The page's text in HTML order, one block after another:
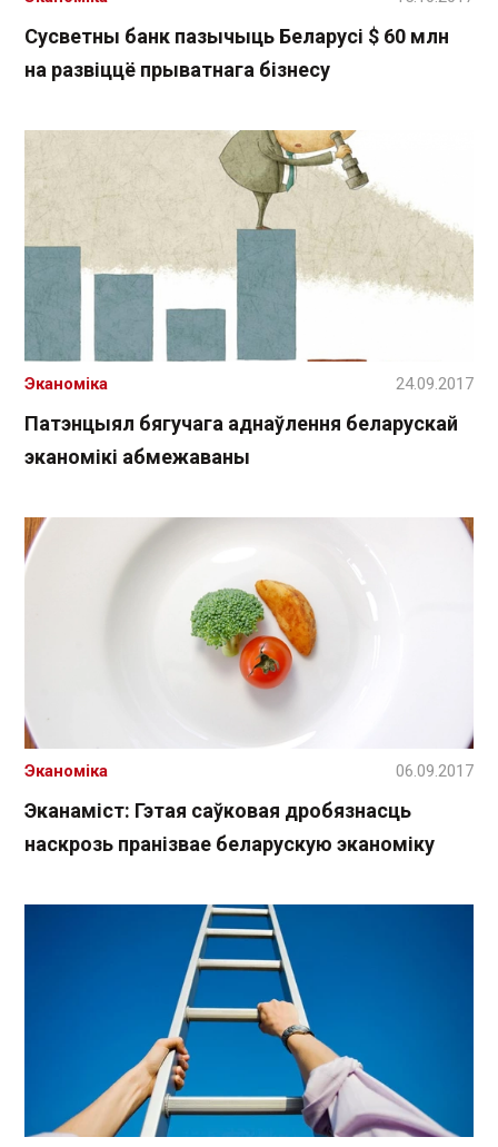
Сусветны банк пазычыць Беларусі $ 60 млн
на развіццё прыватнага бізнесу
Патэнцыял бягучага аднаўлення беларускай
эканомікі абмежаваны
Эканоміка 24.09.2017
Эканаміст: Гэтая саўковая дробязнасць
наскрозь пранізвае беларускую эканоміку
Эканоміка 06.09.2017